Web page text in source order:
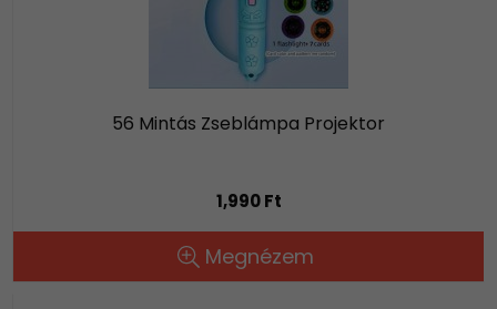
56 Mintás Zseblámpa Projektor
1,990 Ft
Megnézem